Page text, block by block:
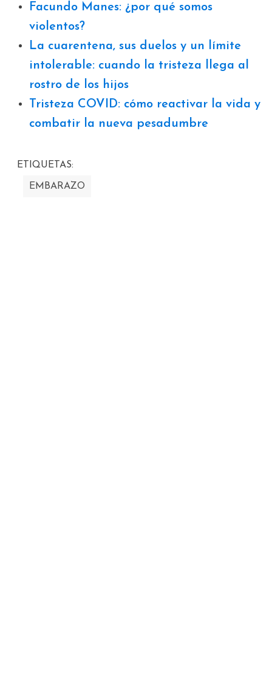
Facundo Manes: ¿por qué somos
violentos?
La cuarentena, sus duelos y un límite
intolerable: cuando la tristeza llega al
rostro de los hijos
Tristeza COVID: cómo reactivar la vida y
combatir la nueva pesadumbre
ETIQUETAS:
EMBARAZO